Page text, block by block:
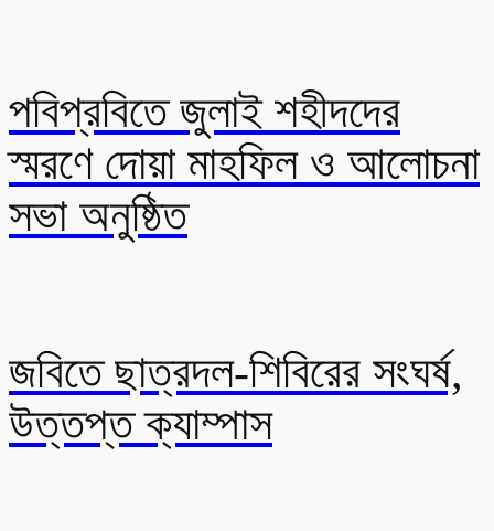
পবিপ্রবিতে জুলাই শহীদদের
স্মরণে দোয়া মাহফিল ও আলোচনা
সভা অনুষ্ঠিত
জবিতে ছাত্রদল-শিবিরের সংঘর্ষ,
উত্তপ্ত ক্যাম্পাস